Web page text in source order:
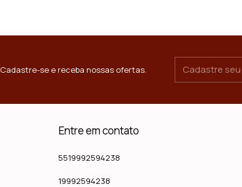
Cadastre-se e receba nossas ofertas.
Entre em contato
5519992594238
19992594238